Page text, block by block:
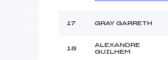
17 GRAY GARRETH
18
ALEXANDRE
GUILHEM